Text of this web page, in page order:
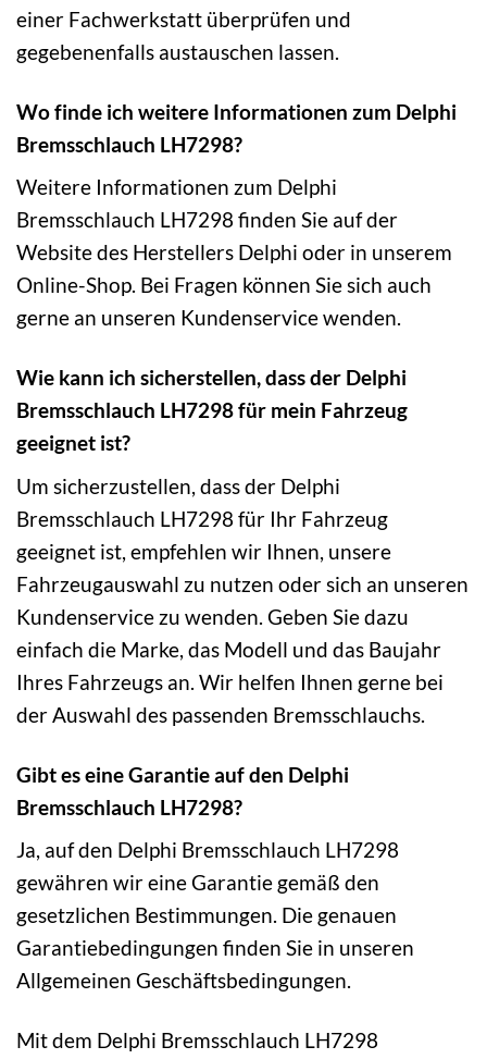
einer Fachwerkstatt überprüfen und
gegebenenfalls austauschen lassen.
Wo finde ich weitere Informationen zum Delphi
Bremsschlauch LH7298?
Weitere Informationen zum Delphi
Bremsschlauch LH7298 finden Sie auf der
Website des Herstellers Delphi oder in unserem
Online-Shop. Bei Fragen können Sie sich auch
gerne an unseren Kundenservice wenden.
Wie kann ich sicherstellen, dass der Delphi
Bremsschlauch LH7298 für mein Fahrzeug
geeignet ist?
Um sicherzustellen, dass der Delphi
Bremsschlauch LH7298 für Ihr Fahrzeug
geeignet ist, empfehlen wir Ihnen, unsere
Fahrzeugauswahl zu nutzen oder sich an unseren
Kundenservice zu wenden. Geben Sie dazu
einfach die Marke, das Modell und das Baujahr
Ihres Fahrzeugs an. Wir helfen Ihnen gerne bei
der Auswahl des passenden Bremsschlauchs.
Gibt es eine Garantie auf den Delphi
Bremsschlauch LH7298?
Ja, auf den Delphi Bremsschlauch LH7298
gewähren wir eine Garantie gemäß den
gesetzlichen Bestimmungen. Die genauen
Garantiebedingungen finden Sie in unseren
Allgemeinen Geschäftsbedingungen.
Mit dem Delphi Bremsschlauch LH7298